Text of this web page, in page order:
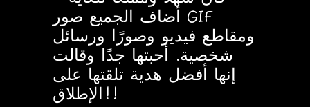
أضاف الجميع صور GIF
ومقاطع فيديو وصورًا ورسائل
شخصية. أحبتها جدًا وقالت
إنها أفضل هدية تلقتها على
الإطلاق!!